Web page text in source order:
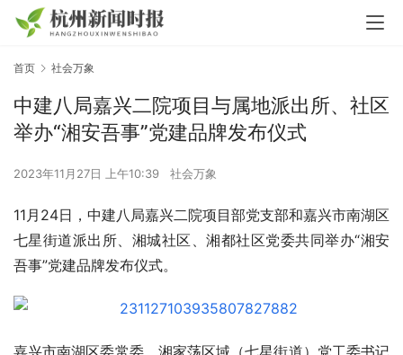
首页 社会万象
中建八局嘉兴二院项目与属地派出所、社区
举办“湘安吾事”党建品牌发布仪式
2023年11月27日 上午10:39 社会万象
11月24日，中建八局嘉兴二院项目部党支部和嘉兴市南湖区
七星街道派出所、湘城社区、湘都社区党委共同举办“湘安
吾事”党建品牌发布仪式。